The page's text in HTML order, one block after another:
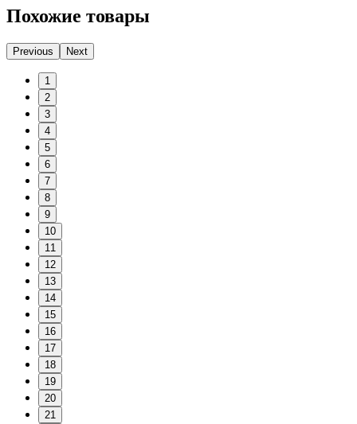
Похожие товары
Previous Next
1
2
3
4
5
6
7
8
9
10
11
12
13
14
15
16
17
18
19
20
21